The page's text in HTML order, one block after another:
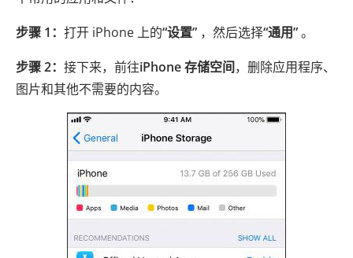
步骤 1： 打开 iPhone 上的“设置” ，然后选择“通用”。
步骤 2： 接下来，前往iPhone 存储空间，删除应用程序、
图片和其他不需要的内容。